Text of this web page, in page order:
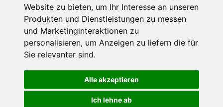
Website zu bieten, um Ihr Interesse an unseren
Produkten und Dienstleistungen zu messen
und Marketinginteraktionen zu
personalisieren, um Anzeigen zu liefern die für
Sie relevanter sind.
Alle akzeptieren
Ich lehne ab